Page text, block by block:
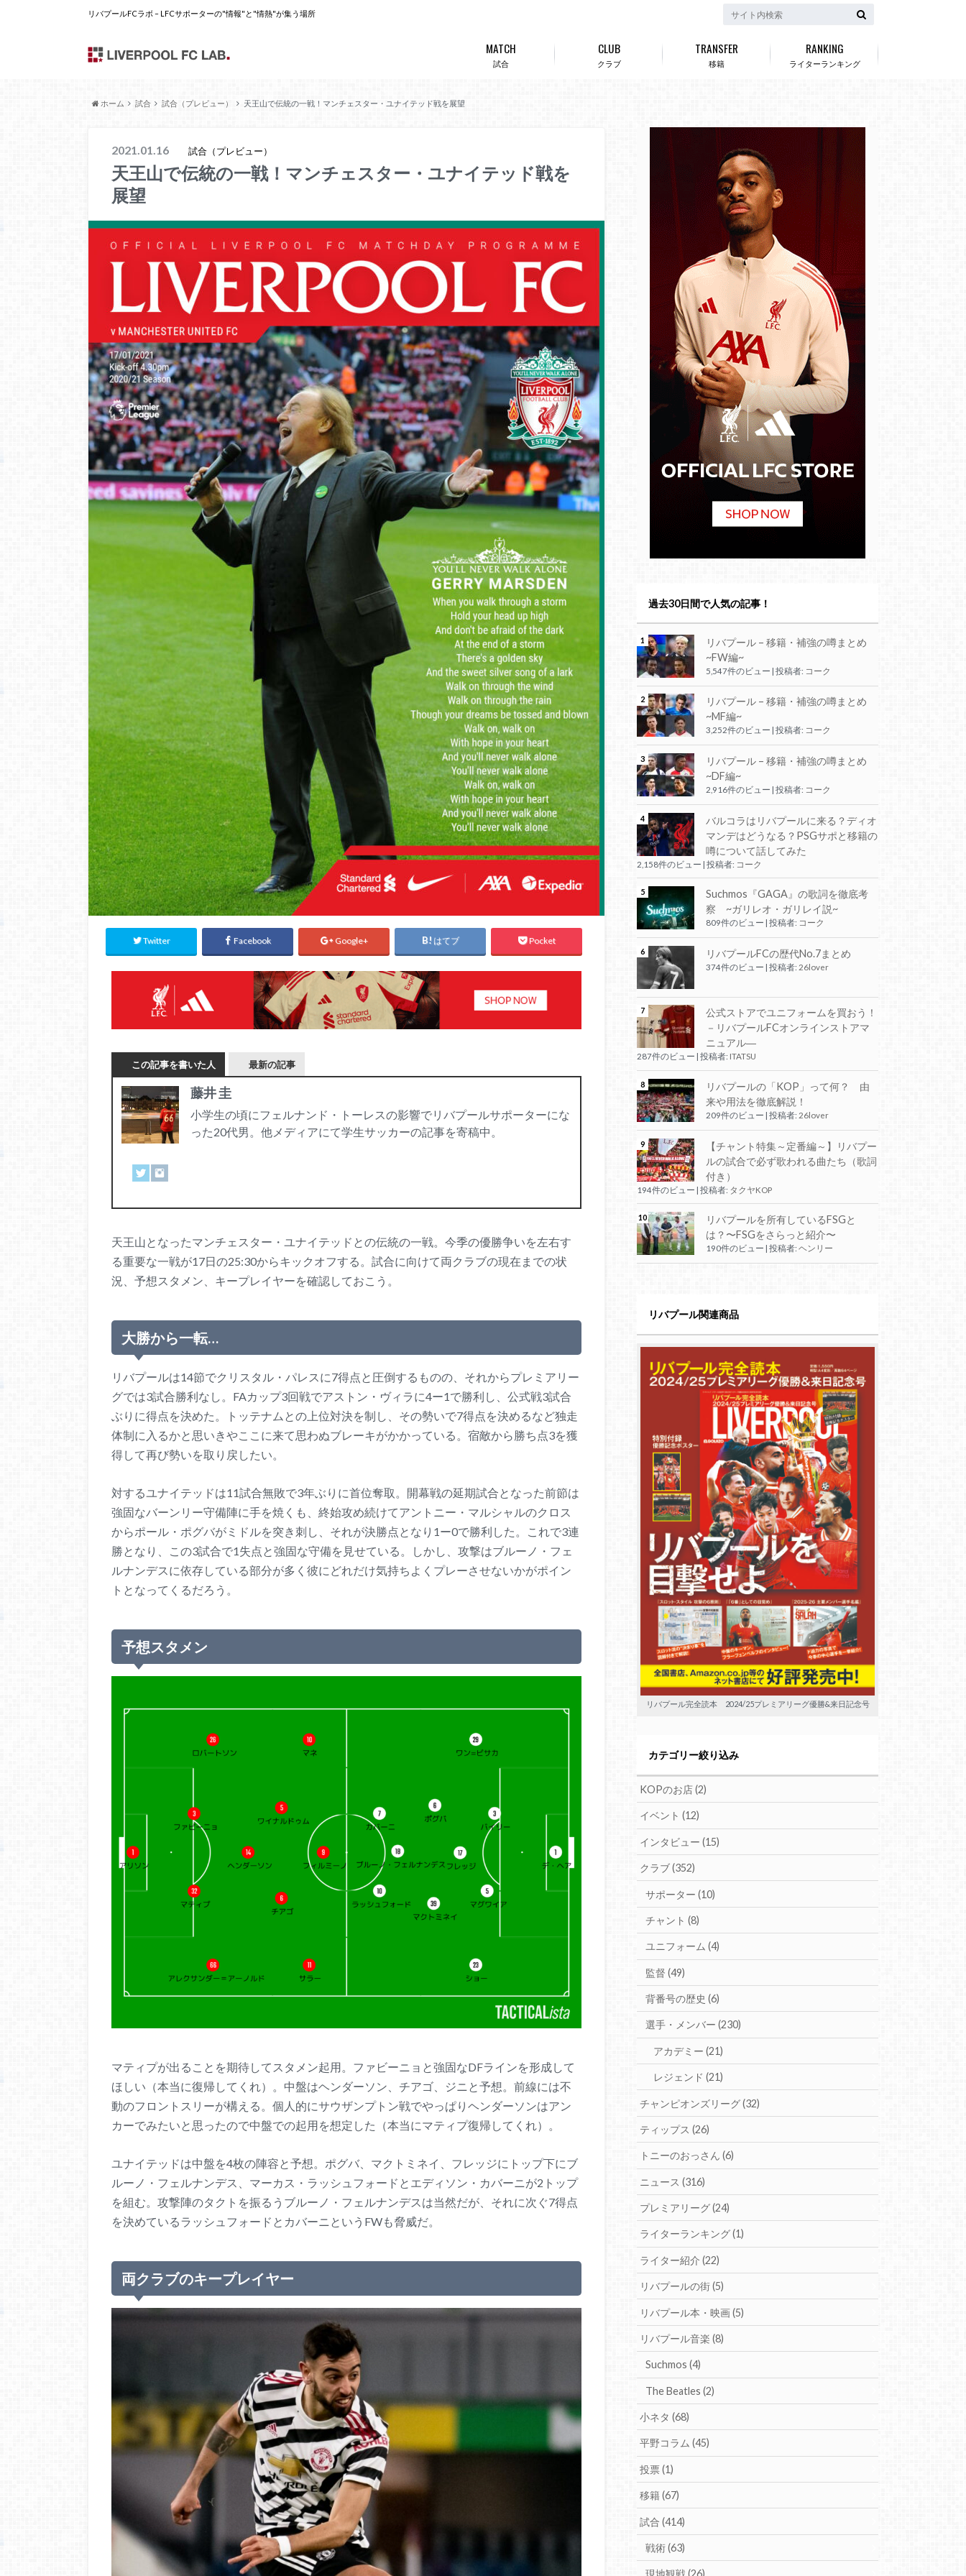
リバプールFCラボ – LFCサポーターの"情報"と"情熱"が集う場所
試合
MATCH
クラブ
CLUB
移籍
TRANSFER
ライターランキング
RANKING
ホーム 試合 試合（プレビュー） 天王山で伝統の一戦！マンチェスター・ユナイテッド戦を展望
2021.01.16 試合（プレビュー）
天王山で伝統の一戦！マンチェスター・ユナイテッド戦を
展望
Twitter Facebook Google+ はてブ Pocket
この記事を書いた人 最新の記事
藤井 圭
小学生の頃にフェルナンド・トーレスの影響でリバプールサポーターにな
った20代男。他メディアにて学生サッカーの記事を寄稿中。
天王山となったマンチェスター・ユナイテッドとの伝統の一戦。今季の優勝争いを左右す
る重要な一戦が17日の25:30からキックオフする。試合に向けて両クラブの現在までの状
況、予想スタメン、キープレイヤーを確認しておこう。
大勝から一転…
リバプールは14節でクリスタル・パレスに7得点と圧倒するものの、それからプレミアリー
グでは3試合勝利なし。FAカップ3回戦でアストン・ヴィラに4ー1で勝利し、公式戦3試合
ぶりに得点を決めた。トッテナムとの上位対決を制し、その勢いで7得点を決めるなど独走
体制に入るかと思いきやここに来て思わぬブレーキがかかっている。宿敵から勝ち点3を獲
得して再び勢いを取り戻したい。
対するユナイテッドは11試合無敗で3年ぶりに首位奪取。開幕戦の延期試合となった前節は
強固なバーンリー守備陣に手を焼くも、終始攻め続けてアントニー・マルシャルのクロス
からポール・ポグバがミドルを突き刺し、それが決勝点となり1ー0で勝利した。これで3連
勝となり、この3試合で1失点と強固な守備を見せている。しかし、攻撃はブルーノ・フェ
ルナンデスに依存している部分が多く彼にどれだけ気持ちよくプレーさせないかがポイン
トとなってくるだろう。
予想スタメン
マティプが出ることを期待してスタメン起用。ファビーニョと強固なDFラインを形成して
ほしい（本当に復帰してくれ）。中盤はヘンダーソン、チアゴ、ジニと予想。前線には不
動のフロントスリーが構える。個人的にサウザンプトン戦でやっぱりヘンダーソンはアン
カーでみたいと思ったので中盤での起用を想定した（本当にマティプ復帰してくれ）。
ユナイテッドは中盤を4枚の陣容と予想。ポグバ、マクトミネイ、フレッジにトップ下にブ
ルーノ・フェルナンデス、マーカス・ラッシュフォードとエディソン・カバーニが2トップ
を組む。攻撃陣のタクトを振るうブルーノ・フェルナンデスは当然だが、それに次ぐ7得点
を決めているラッシュフォードとカバーニというFWも脅威だ。
両クラブのキープレイヤー
過去30日間で人気の記事！
リバプール – 移籍・補強の噂まとめ
~FW編~
5,547件のビュー | 投稿者: コーク
リバプール – 移籍・補強の噂まとめ
~MF編~
3,252件のビュー 投稿者: コーク
リバプール – 移籍・補強の噂まとめ
~DF編~
2,916件のビュー | 投稿者: コーク
バルコラはリバプールに来る？ディオ
マンデはどうなる？PSGサポと移籍の
噂について話してみた
2,158件のビュー | 投稿者: コーク
Suchmos『GAGA』の歌詞を徹底考
察 ~ガリレオ・ガリレイ説~
809件のビュー 投稿者: コーク
リバプールFCの歴代No.7まとめ
374件のビュー | 投稿者: 26lover
公式ストアでユニフォームを買おう！
－リバプールFCオンラインストアマ
ニュアル―
287件のビュー 投稿者: ITATSU
リバプールの「KOP」って何？ 由
来や用法を徹底解説！
209件のビュー | 投稿者: 26lover
【チャント特集～定番編～】リバプー
ルの試合で必ず歌われる曲たち（歌詞
付き）
194件のビュー | 投稿者: タクヤKOP
リバプールを所有しているFSGと
は？〜FSGをさらっと紹介〜
190件のビュー 投稿者: ヘンリー
リバプール関連商品
リバプール完全読本 2024/25プレミアリーグ優勝&来日記念号
カテゴリー絞り込み
KOPのお店(2)
イベント(12)
インタビュー(15)
クラブ(352)
サポーター (10)
チャント (8)
ユニフォーム (4)
監督 (49)
背番号の歴史 (6)
選手・メンバー (230)
アカデミー(21)
レジェンド(21)
チャンピオンズリーグ(32)
ティップス(26)
トニーのおっさん(6)
ニュース(316)
プレミアリーグ(24)
ライターランキング(1)
ライター紹介(22)
リバプールの街(5)
リバプール本・映画(5)
リバプール音楽(8)
Suchmos (4)
The Beatles (2)
小ネタ(68)
平野コラム(45)
投票(1)
移籍(67)
試合(414)
戦術(63)